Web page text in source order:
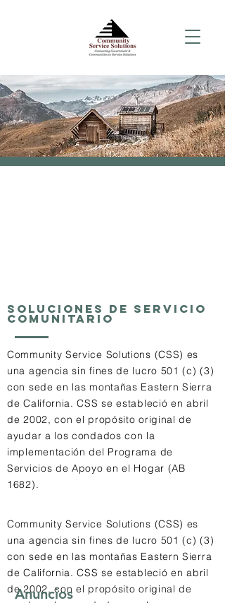
Soluciones de servicio
comunitario
Community Service Solutions (CSS) es
una agencia sin fines de lucro 501 (c) (3)
con sede en las montañas Eastern Sierra
de California. CSS se estableció en abril
de 2002, con el propósito original de
ayudar a los condados con la
implementación del Programa de
Servicios de Apoyo en el Hogar (AB
1682).
Community Service Solutions (CSS) es
una agencia sin fines de lucro 501 (c) (3)
con sede en las montañas Eastern Sierra
de California. CSS se estableció en abril
de 2002, con el propósito original de
Anuncios